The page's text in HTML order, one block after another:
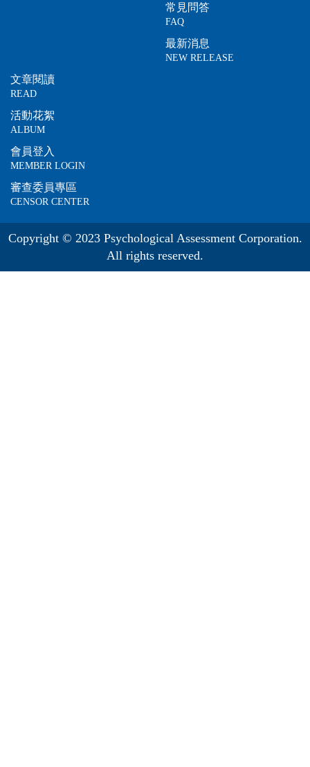
常見問答
FAQ
最新消息
NEW RELEASE
文章閱讀
READ
活動花絮
ALBUM
會員登入
MEMBER LOGIN
審查委員專區
CENSOR CENTER
Copyright © 2023 Psychological Assessment Corporation.
All rights reserved.